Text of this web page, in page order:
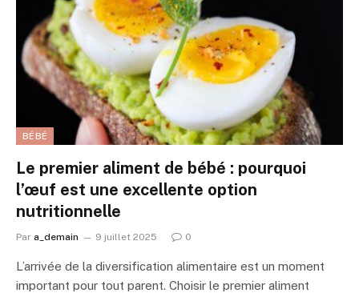
BÉBÉ
Le premier aliment de bébé : pourquoi
l’œuf est une excellente option
nutritionnelle
Par a_demain 9 juillet 2025 0
L’arrivée de la diversification alimentaire est un moment
important pour tout parent. Choisir le premier aliment